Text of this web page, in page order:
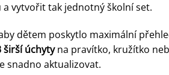
vytvořit tak jednotný školní set.
dětem poskytlo maximální
širší úchytyna pravítko, kružítko
snadno aktualizovat.